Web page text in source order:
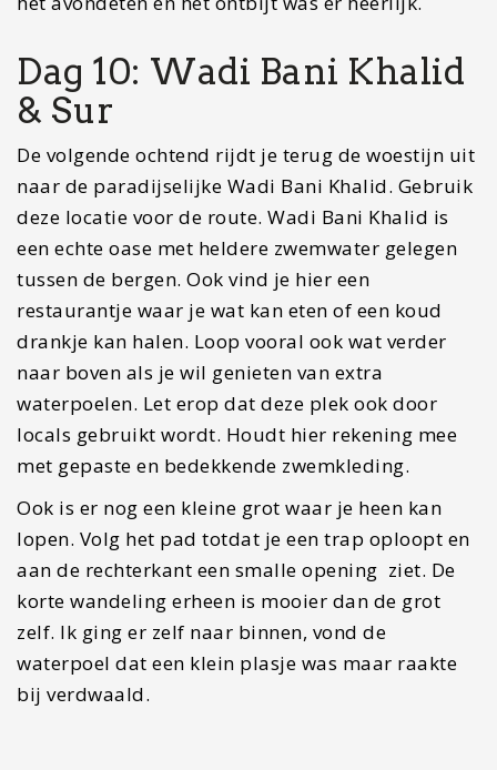
plek voor een tussenstop. Wandel langs het
je de historische Dhow-scheepswerf bezoeken en
een kijkje nemen bij de fotogenieke vuurtoren.
Specialty Coffee aanraden.
Overnachten in Sur
Wij sliepen in het Arkan Al Barzah Hotel
prima en zeer betaalbare plek voor een
overnachting. Het hotel ligt aan de weg richting
het centrum en daarmee misschien een iets
mindere locatie qua uitzicht. Van eventuele
drukte merk je echter weinig. Van binnen was het
zeker een fijn hotel.
Dag 10-11: Wadi Shab en
Wadi Tiwi
Een plek waar wij voor onze reis al erg naar
uitkeken was de Wadi Shab. Deze wandelroute
met onderweg turquoise zwempoelen, groene
oases en zelfs een waterval in een grot is een